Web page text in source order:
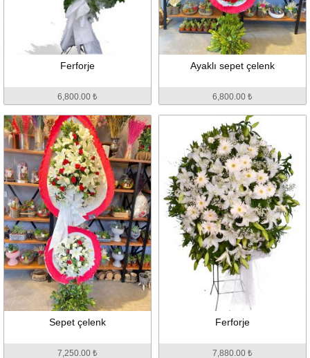
Ferforje
6,800.00 ₺
Ayaklı sepet çelenk
6,800.00 ₺
Sepet çelenk
7,250.00 ₺
Ferforje
7,880.00 ₺